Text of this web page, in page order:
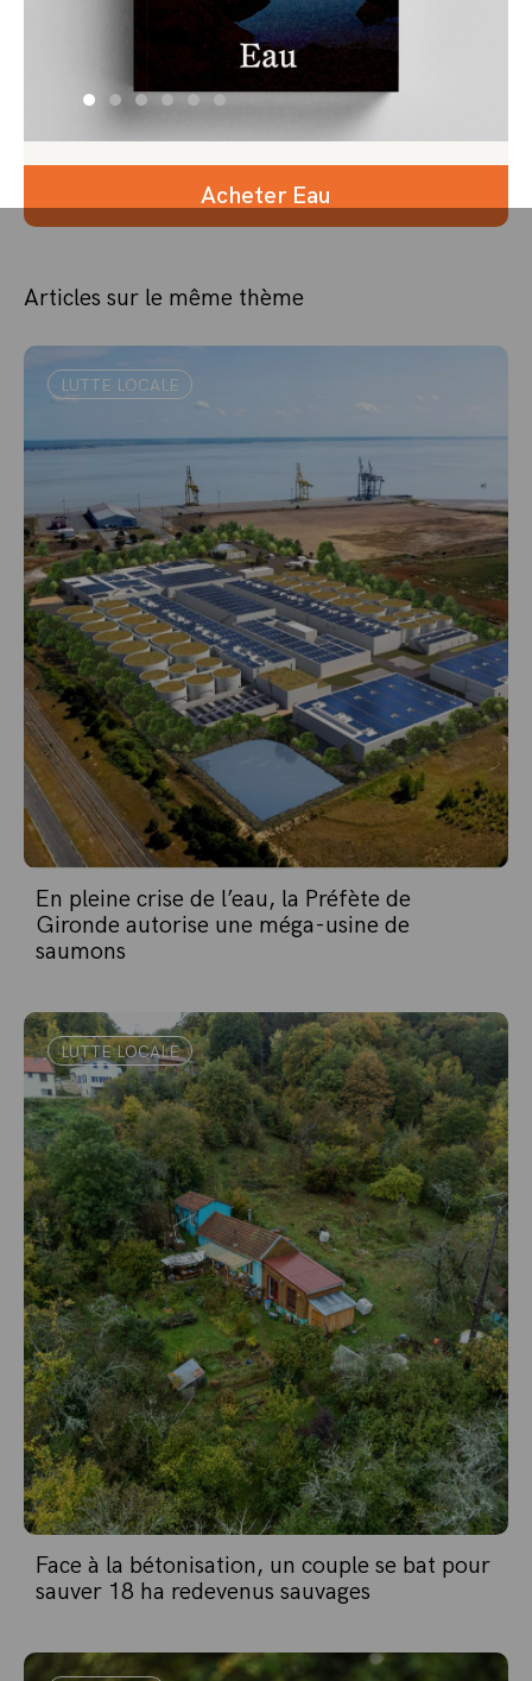
Acheter Eau
Articles sur le même thème
LUTTE LOCALE
En pleine crise de l’eau, la Préfète de
Gironde autorise une méga-usine de
saumons
LUTTE LOCALE
Face à la bétonisation, un couple se bat pour
sauver 18 ha redevenus sauvages